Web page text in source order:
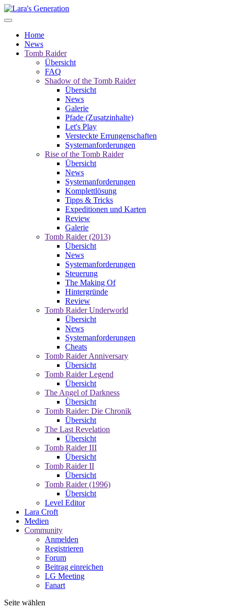
Home
News
Tomb Raider
Übersicht
FAQ
Shadow of the Tomb Raider
Übersicht
News
Galerie
Pfade (Zusatzinhalte)
Let's Play
Versteckte Errungenschaften
Systemanforderungen
Rise of the Tomb Raider
Übersicht
News
Systemanforderungen
Komplettlösung
Tipps & Tricks
Expeditionen und Karten
Review
Galerie
Tomb Raider (2013)
Übersicht
News
Systemanforderungen
Steuerung
The Making Of
Hintergründe
Review
Tomb Raider Underworld
Übersicht
News
Systemanforderungen
Cheats
Tomb Raider Anniversary
Übersicht
Tomb Raider Legend
Übersicht
The Angel of Darkness
Übersicht
Tomb Raider: Die Chronik
Übersicht
The Last Revelation
Übersicht
Tomb Raider III
Übersicht
Tomb Raider II
Übersicht
Tomb Raider (1996)
Übersicht
Level Editor
Lara Croft
Medien
Community
Anmelden
Registrieren
Forum
Beitrag einreichen
LG Meeting
Fanart
Seite wählen